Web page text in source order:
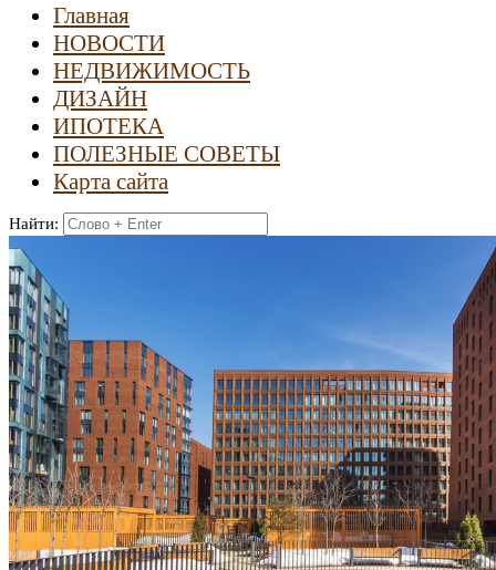
Главная
НОВОСТИ
НЕДВИЖИМОСТЬ
ДИЗАЙН
ИПОТЕКА
ПОЛЕЗНЫЕ СОВЕТЫ
Карта сайта
Найти: